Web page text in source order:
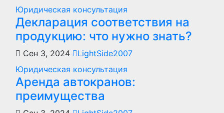
Юридическая консультация
Декларация соответствия на
продукцию: что нужно знать?
Сен 3, 2024
LightSide2007
Юридическая консультация
Аренда автокранов:
преимущества